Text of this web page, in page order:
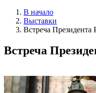
В начало
Выставки
Встреча
Встреча